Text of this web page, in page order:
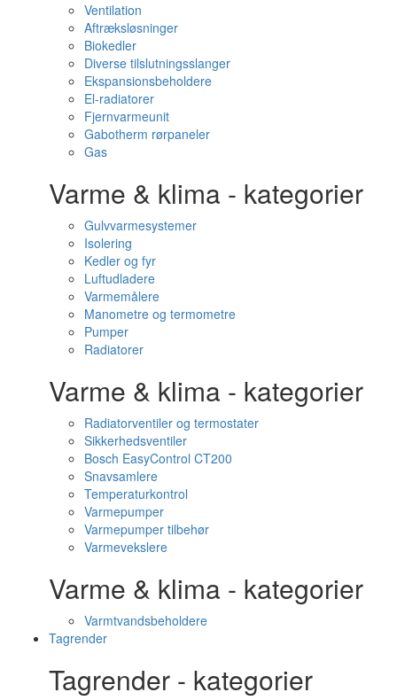
Ventilation
Aftræksløsninger
Biokedler
Diverse tilslutningsslanger
Ekspansionsbeholdere
El-radiatorer
Fjernvarmeunit
Gabotherm rørpaneler
Gas
Varme & klima - kategorier
Gulvvarmesystemer
Isolering
Kedler og fyr
Luftudladere
Varmemålere
Manometre og termometre
Pumper
Radiatorer
Varme & klima - kategorier
Radiatorventiler og termostater
Sikkerhedsventiler
Bosch EasyControl CT200
Snavsamlere
Temperaturkontrol
Varmepumper
Varmepumper tilbehør
Varmevekslere
Varme & klima - kategorier
Varmtvandsbeholdere
Tagrender
Tagrender - kategorier